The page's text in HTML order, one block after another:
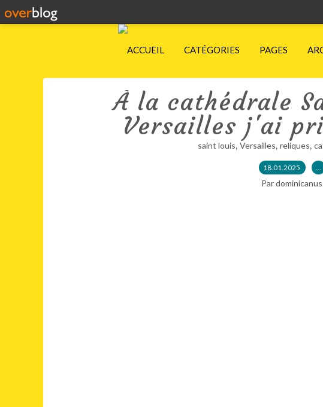
ACCUEIL CATÉGORIES PAGES
À la cathédrale
Versailles j'ai
saint louis, Versailles, reliques,
18.01.2025 …
Par dominicanus